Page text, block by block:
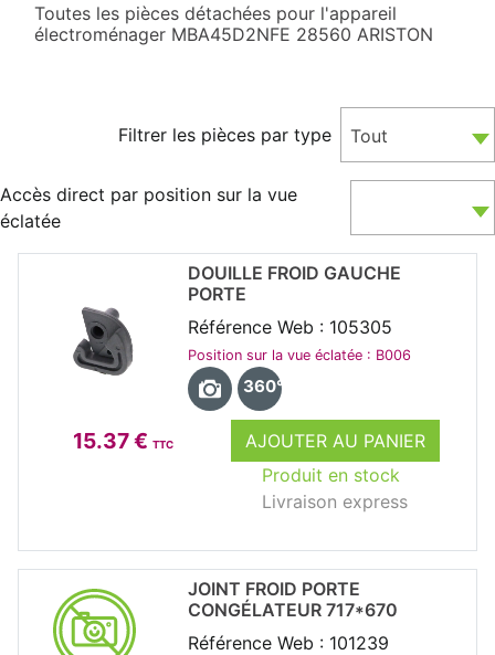
Toutes les pièces détachées pour l'appareil
électroménager MBA45D2NFE 28560 ARISTON
Filtrer les pièces par type Tout
Accès direct par position sur la vue
éclatée
15.37 € TTC
AJOUTER AU PANIER
Produit en stock
Livraison express
DOUILLE FROID GAUCHE
PORTE
Référence Web : 105305
Position sur la vue éclatée : B006
360°
JOINT FROID PORTE
CONGÉLATEUR 717*670
Référence Web : 101239